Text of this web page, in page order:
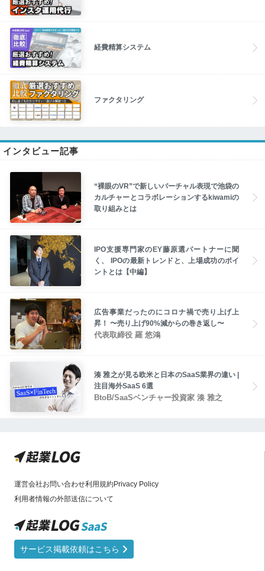
経費精算システム
ファクタリング
インタビュー記事
“裸眼のVR”で新しいバーチャル表現で池袋の
カルチャーとコラボレーションするkiwamiの
取り組みとは
IPO支援専門家のEY藤原選パートナーに聞
く、 IPOの最新トレンドと、上場成功のポイ
ントとは【中編】
広告事業だったのにコロナ禍で売り上げ上
昇！ 〜売り上げ90%減からの巻き返し〜
代表取締役 羅 悠鴻
湊 雅之が見る欧米と日本のSaaS業界の違い |
注目海外SaaS 6選
BtoB/SaaSベンチャー投資家 湊 雅之
運営会社お問い合わせ利用規約Privacy Policy
利用者情報の外部送信について
サービス掲載依頼はこちら